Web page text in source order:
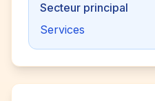
Secteur principal
Services